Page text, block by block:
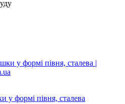
у формі півня, сталева